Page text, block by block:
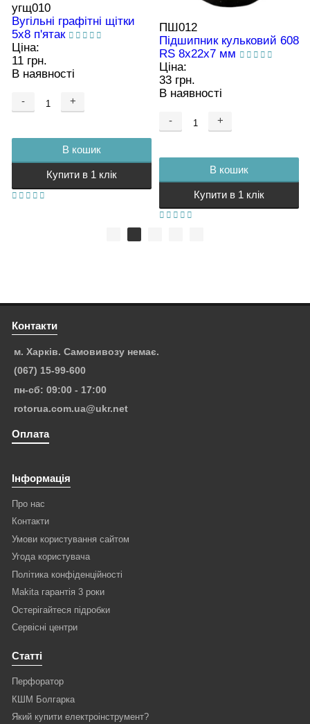
угщ010
Вугільні графітні щітки
5х8 п'ятак
Ціна:
11 грн.
В наявності
- +
В кошик
Купити в 1 клік
ПШ012
Підшипник кульковий 608
RS 8х22х7 мм
Ціна:
33 грн.
В наявності
- +
В кошик
Купити в 1 клік
Контакти
м. Харків. Самовивозу немає.
(067) 15-99-600
пн-сб: 09:00 - 17:00
rotorua.com.ua@ukr.net
Оплата
Інформація
Про нас
Контакти
Умови користування сайтом
Угода користувача
Політика конфіденційності
Makita гарантія 3 роки
Остерігайтеся підробки
Сервісні центри
Статті
Перфоратор
КШМ Болгарка
Який купити електроінструмент?